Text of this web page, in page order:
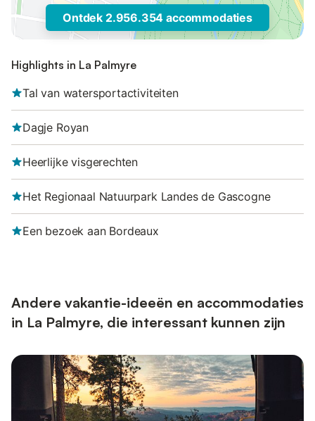
Ontdek 2.956.354 accommodaties
Highlights in La Palmyre
Tal van watersportactiviteiten
Dagje Royan
Heerlijke visgerechten
Het Regionaal Natuurpark Landes de Gascogne
Een bezoek aan Bordeaux
Andere vakantie-ideeën en accommodaties
in La Palmyre, die interessant kunnen zijn